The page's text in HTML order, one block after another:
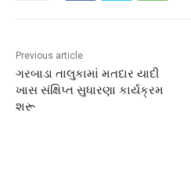
Previous article
ગરબાડા તાલુકામાં મતદાર યાદી
ખાસ સંક્ષિપ્ત સુધારણા કાર્યક્રમ
શરૂ